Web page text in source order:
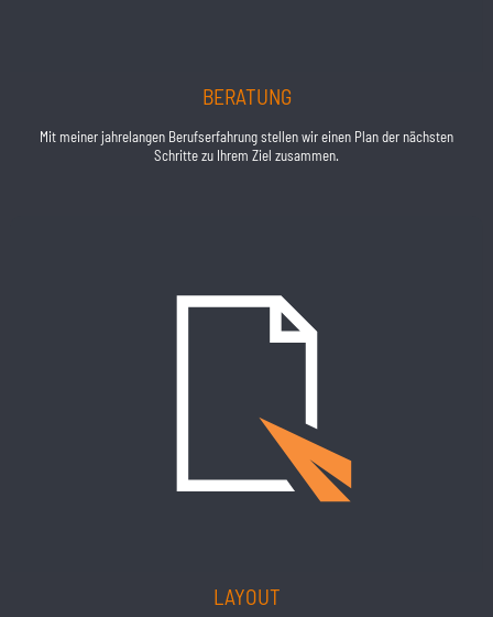
BERATUNG
Mit meiner jahrelangen Berufserfahrung stellen wir einen Plan der nächsten
Schritte zu Ihrem Ziel zusammen.
LAYOUT